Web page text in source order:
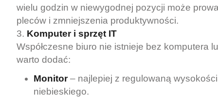
wielu godzin w niewygodnej pozycji może
pleców i zmniejszenia produktywności.
Komputer i sprzęt IT
Współczesne biuro nie istnieje bez komputera
warto dodać:
Monitor– najlepiej z regulowaną
niebieskiego.